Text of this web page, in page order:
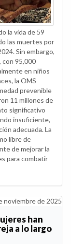
la vida de 59
las muertes por
Sin embargo,
con 95,000
en niños
la OMS
prevenible
11 millones de
significativo
insuficiente,
adecuada. La
libre de
de mejorar la
para combatir
noviembre de 2025
han
a lo largo